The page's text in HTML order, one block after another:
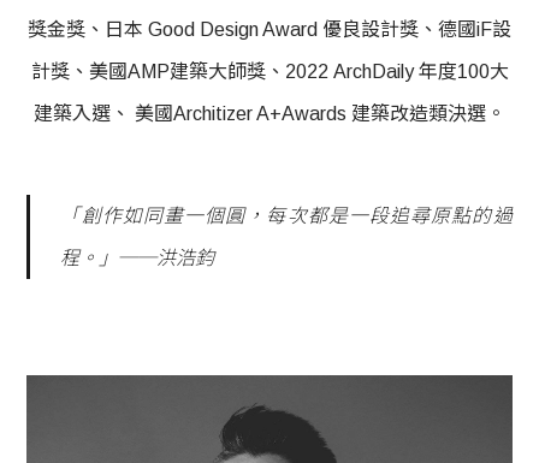
獎金獎、日本 Good Design Award 優良設計獎、德國iF設
計獎、美國AMP建築大師獎、2022 ArchDaily 年度100大
建築入選、 美國Architizer A+Awards 建築改造類決選。
「創作如同畫一個圓，每次都是一段追尋原點的過
程。」──洪浩鈞